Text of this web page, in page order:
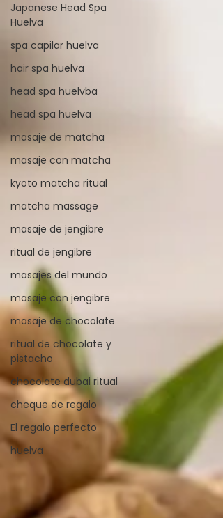
Japanese Head Spa
Huelva
spa capilar huelva
hair spa huelva
head spa huelvba
head spa huelva
masaje de matcha
masaje con matcha
kyoto matcha ritual
matcha massage
masaje de jengibre
ritual de jengibre
masajes del mundo
masaje con jengibre
masaje de chocolate
ritual de chocolate y
pistacho
chocolate dubai ritual
cheque de regalo
El regalo perfecto
huelva